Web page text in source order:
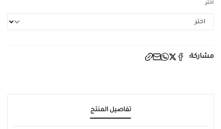
اختر
مشاركة:
تفاصيل المنتج